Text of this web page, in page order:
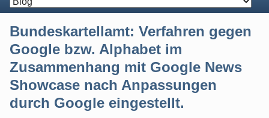
Bundeskartellamt: Verfahren gegen
Google bzw. Alphabet im
Zusammenhang mit Google News
Showcase nach Anpassungen
durch Google eingestellt.